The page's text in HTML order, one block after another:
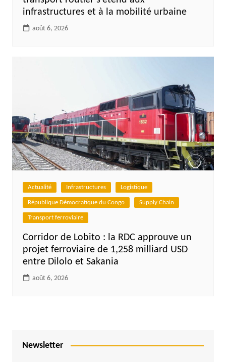
infrastructures et à la mobilité urbaine
août 6, 2026
Actualité Infrastructures Logistique
République Démocratique du Congo Supply Chain
Transport ferroviaire
Corridor de Lobito : la RDC approuve un
projet ferroviaire de 1,258 milliard USD
entre Dilolo et Sakania
août 6, 2026
Newsletter